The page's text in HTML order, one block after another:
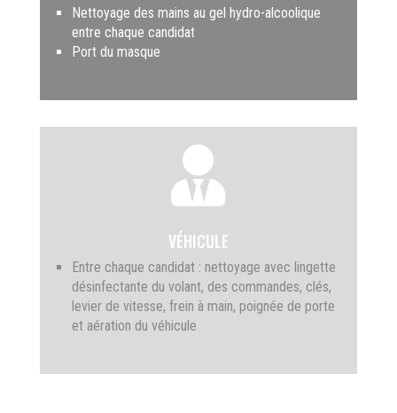
Nettoyage des mains au gel hydro-alcoolique
entre chaque candidat
Port du masque

VÉHICULE
Entre chaque candidat : nettoyage avec lingette
désinfectante du volant, des commandes, clés,
levier de vitesse, frein à main, poignée de porte
et aération du véhicule